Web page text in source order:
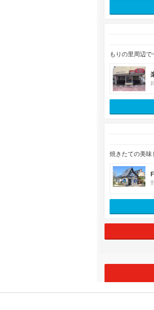
もりの里周辺
焼きたての美味